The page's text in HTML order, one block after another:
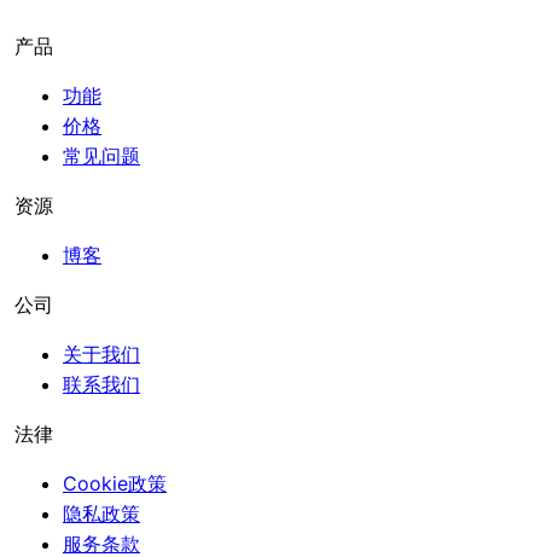
产品
功能
价格
常见问题
资源
博客
公司
关于我们
联系我们
法律
Cookie政策
隐私政策
服务条款